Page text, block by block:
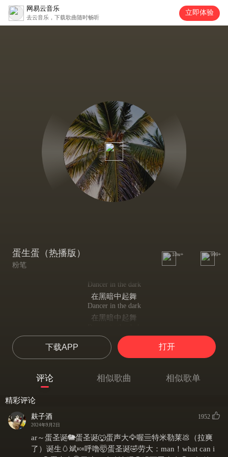
网易云音乐
去云音乐，下载歌曲随时畅听
立即体验
蛋生蛋（热播版）
粉笔
10w+ 999+
Dancer in the dark
在黑暗中起舞
Dancer in the dark
在黑暗中起舞
在黑暗中起舞
We spending alone alone
我们独自一人地徘徊
在黑暗中起舞
We spending alone alone
我们独自一人地徘徊
下载APP 打开
评论 相似歌曲 相似歌单
精彩评论
麸子酒
2024年9月2日
1952
ar～蛋圣诞🐘蛋圣诞🐺蛋声大🦅喔亖特米勒莱💩（拉爽
了）诞生🥚斌🍬呼噜🤯蛋圣诞🤣劳大：man！what can i